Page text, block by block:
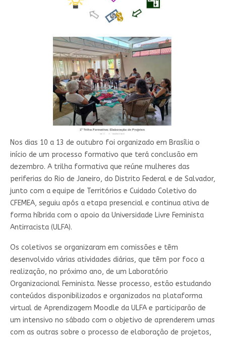
Nos dias 10 a 13 de outubro foi organizado em Brasília o
início de um processo formativo que terá conclusão em
dezembro. A trilha formativa que reúne mulheres das
periferias do Rio de Janeiro, do Distrito Federal e de Salvador,
junto com a equipe de Territórios e Cuidado Coletivo do
CFEMEA, seguiu após a etapa presencial e continua ativa de
forma híbrida com o apoio da Universidade Livre Feminista
Antirracista (ULFA).
Os coletivos se organizaram em comissões e têm
desenvolvido várias atividades diárias, que têm por foco a
realização, no próximo ano, de um Laboratório
Organizacional Feminista. Nesse processo, estão estudando
conteúdos disponibilizados e organizados na plataforma
virtual de Aprendizagem Moodle da ULFA e participarão de
um intensivo no sábado com o objetivo de aprenderem umas
com as outras sobre o processo de elaboração de projetos,